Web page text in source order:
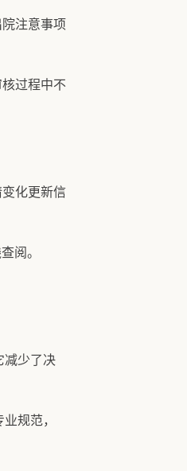
注意事项
过程中不
化更新信
阅。
减少了决
规范，